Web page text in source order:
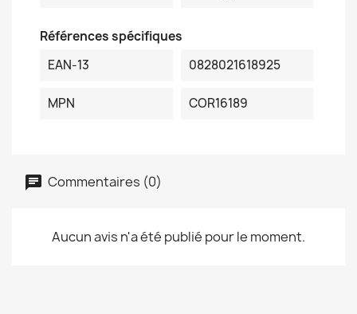
Références spécifiques
EAN-13
0828021618925
MPN COR16189
Commentaires (0)
Aucun avis n'a été publié pour le moment.